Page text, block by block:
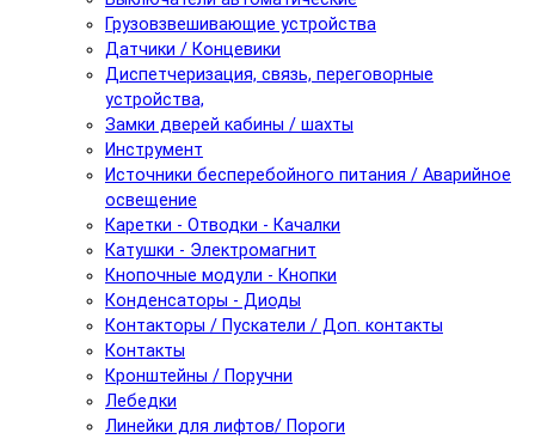
Грузовзвешивающие устройства
Датчики / Концевики
Диспетчеризация, связь, переговорные
устройства,
Замки дверей кабины / шахты
Инструмент
Источники бесперебойного питания / Аварийное
освещение
Каретки - Отводки - Качалки
Катушки - Электромагнит
Кнопочные модули - Кнопки
Конденсаторы - Диоды
Контакторы / Пускатели / Доп. контакты
Контакты
Кронштейны / Поручни
Лебедки
Линейки для лифтов/ Пороги